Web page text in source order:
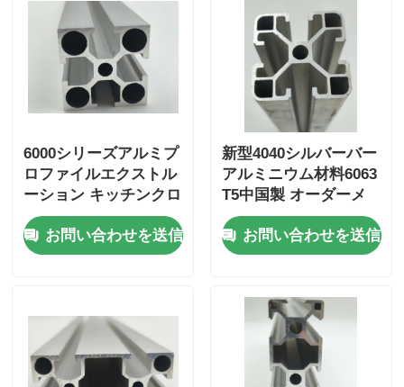
6000シリーズアルミプ
ロファイルエクストル
ーション キッチンクロ
ーゼット スライディン
グレール
お問い合わせを送信
新型4040シルバーバー
アルミニウム材料6063
T5中国製 オーダーメ
イドアルミニウムプロ
ファイル 挤出アルミニ
ウム合金プロファイル
お問い合わせを送信